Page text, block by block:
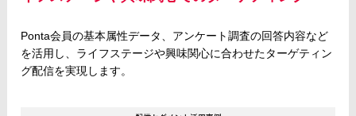
Ponta会員の基本属性データ、アンケート調査の回答内容など
を活用し、ライフステージや興味関心に合わせたターゲティン
グ配信を実現します。